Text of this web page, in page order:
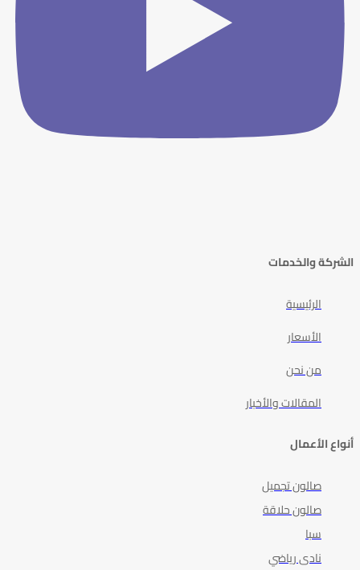
الشركة والخدمات
الرئيسية
الأسعار
من نحن
المقالات والأخبار
أنواع الأعمال
صالون تجميل
صالون حلاقة
سبا
نادى رياضي